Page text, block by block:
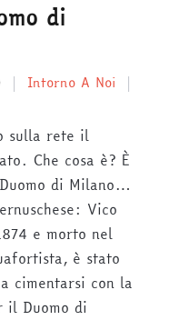
di
Intorno A Noi
sulla rete il
Che cosa è? È
di Milano…
Vico
e morto nel
è stato
cimentarsi con la
il Duomo di